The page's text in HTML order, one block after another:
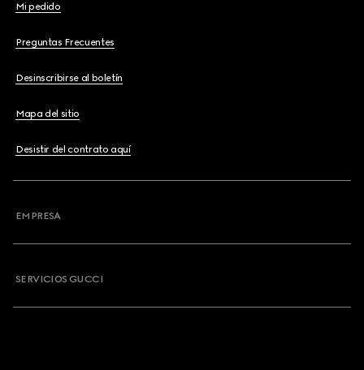
Mi pedido
Preguntas Frecuentes
Desinscribirse al boletín
Mapa del sitio
Desistir del contrato aquí
EMPRESA
SERVICIOS GUCCI